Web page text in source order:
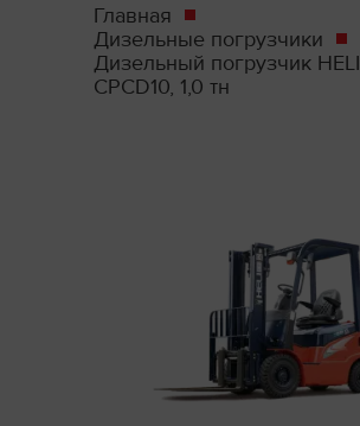
Главная
Дизельные погрузчики
Дизельный погрузчик HELI
CPCD10, 1,0 тн